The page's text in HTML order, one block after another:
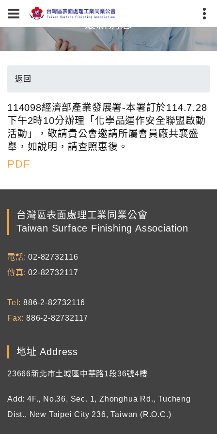
最新消息
返回
114098經濟部產業發展署-本署訂於114.7.28
下午2時10分辦理「化學品運作安全聯盟啟動
活動」，敬請貴公會邀請所屬會員廠共襄盛
舉，如說明，請查照惠復。
PDF
台灣區表面處理工業同業公會
Taiwan Surface Finishing Association
電話
02-82732116
傳真
02-82732117
Tel
886-2-82732116
Fax 886-2-82732117
地址 Address
23666新北市土城區中華路1段36號4樓
Add: 4F., No.36, Sec. 1, Zhonghua Rd., Tucheng
Dist., New Taipei City 236, Taiwan (R.O.C.)